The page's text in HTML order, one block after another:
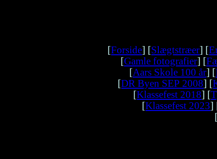
[Forside] [Slægtstræer] [
[Gamle fotografier] [
[Aars Skole 100 år] [
[DR Byen SEP 2008] [
[Klassefest 2018] [
[Klassefest 2023]